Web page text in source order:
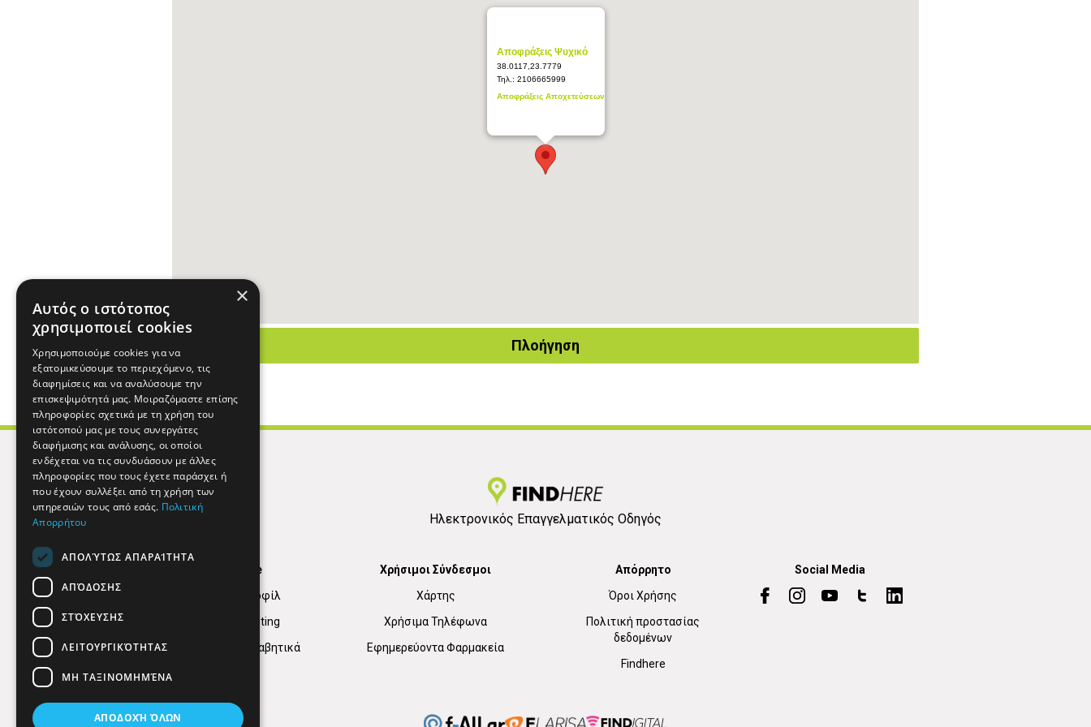
Αποφράξεις Ψυχικό
38.0117,23.7779
Τηλ.: 2106665999
Αποφράξεις Αποχετεύσεων
Πλοήγηση
Ηλεκτρονικός Επαγγελματικός Οδηγός
Find Here
Εταιρικό Προφίλ
Digital marketing
Κατηγορίες Αλφαβητικά
Χρήσιμοι Σύνδεσμοι
Χάρτης
Χρήσιμα Τηλέφωνα
Εφημερεύοντα Φαρμακεία
Απόρρητο
Όροι Χρήσης
Πολιτική προστασίας
δεδομένων
Findhere
Social Media
×
Αυτός ο ιστότοπος
χρησιμοποιεί cookies
Χρησιμοποιούμε cookies για να
εξατομικεύσουμε το περιεχόμενο, τις
διαφημίσεις και να αναλύσουμε την
επισκεψιμότητά μας. Μοιραζόμαστε επίσης
πληροφορίες σχετικά με τη χρήση του
ιστότοπού μας με τους συνεργάτες
διαφήμισης και ανάλυσης, οι οποίοι
ενδέχεται να τις συνδυάσουν με άλλες
πληροφορίες που τους έχετε παράσχει ή
που έχουν συλλέξει από τη χρήση των
υπηρεσιών τους από εσάς. Πολιτική
Απορρήτου
ΑΠΟΛΎΤΩΣ ΑΠΑΡΑΊΤΗΤΑ
ΑΠΌΔΟΣΗΣ
ΣΤΌΧΕΥΣΗΣ
ΛΕΙΤΟΥΡΓΙΚΌΤΗΤΑΣ
ΜΗ ΤΑΞΙΝΟΜΗΜΈΝΑ
ΑΠΟΔΟΧΉ ΌΛΩΝ